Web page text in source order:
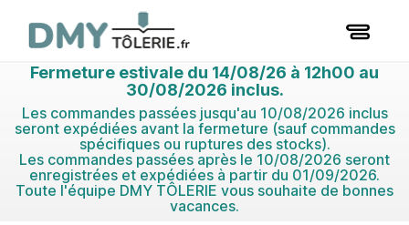
Fermeture estivale du 14/08/26 à 12h00 au
30/08/2026 inclus.
Les commandes passées jusqu'au 10/08/2026 inclus
seront expédiées avant la fermeture (sauf commandes
spécifiques ou ruptures des stocks).
Les commandes passées après le 10/08/2026 seront
enregistrées et expédiées à partir du 01/09/2026.
Toute l'équipe DMY TÔLERIE vous souhaite de bonnes
vacances.